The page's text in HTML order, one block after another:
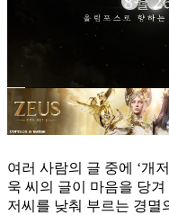
여러 사람의 글 중에 ‘개
욱 씨의 글이 마음을 당겨
저씨를 낮춰 부르는 경멸